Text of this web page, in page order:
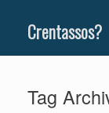
Crentassos?
Tag